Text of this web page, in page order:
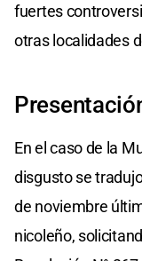
fuertes
otras localidades
En el caso de la
disgusto se
de noviembre
nicoleño,